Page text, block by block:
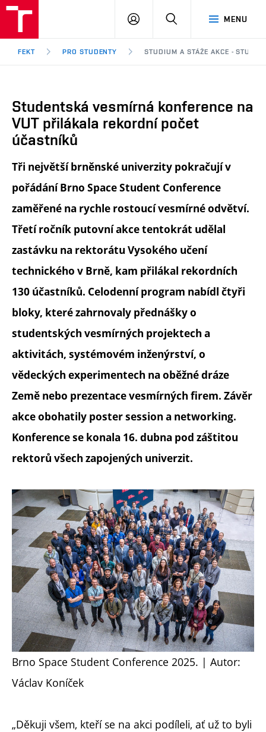
Brno
MENU
PŘIHLÁSIT
FEKT PRO STUDENTY STUDIUM A STÁŽE AKCE -
Studentská vesmírná konference na
VUT přilákala rekordní počet
účastníků
Tři největší brněnské univerzity pokračují v
pořádání Brno Space Student Conference
zaměřené na rychle rostoucí vesmírné odvětví.
Třetí ročník putovní akce tentokrát udělal
zastávku na rektorátu Vysokého učení
technického v Brně, kam přilákal rekordních
130 účastníků. Celodenní program nabídl čtyři
bloky, které zahrnovaly přednášky o
studentských vesmírných projektech a
aktivitách, systémovém inženýrství, o
vědeckých experimentech na oběžné dráze
Země nebo prezentace vesmírných firem. Závěr
akce obohatily poster session a networking.
Konference se konala 16. dubna pod záštitou
rektorů všech zapojených univerzit.
Brno Space Student Conference 2025. | Autor:
Václav Koníček
„Děkuji všem, kteří se na akci podíleli, ať už to byli